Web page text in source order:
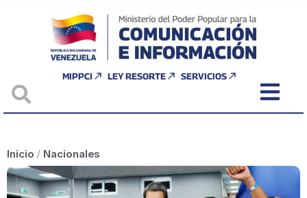
MIPPCI LEY RESORTE SERVICIOS
Inicio / Nacionales